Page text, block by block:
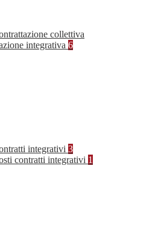
collettiva
integrativa 6
integrativi 3
contratti integrativi 1